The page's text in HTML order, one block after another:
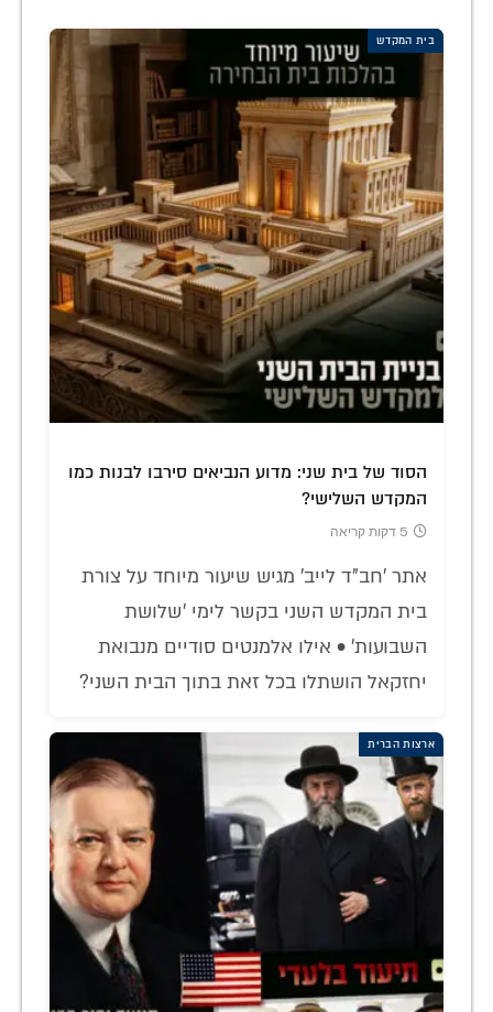
בית המקדש
הסוד של בית שני: מדוע הנביאים סירבו לבנות כמו
המקדש השלישי?
5 דקות קריאה
אתר 'חב"ד לייב' מגיש שיעור מיוחד על צורת
בית המקדש השני בקשר לימי 'שלושת
השבועות' • אילו אלמנטים סודיים מנבואת
יחזקאל הושתלו בכל זאת בתוך הבית השני?
ארצות הברית